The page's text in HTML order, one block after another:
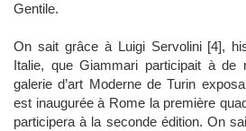
Gentile.
On sait grâce à Luigi Servolini [4],
Italie, que Giammari participait à de
galerie d’art Moderne de Turin
est inaugurée à Rome la première
participera à la seconde édition. On